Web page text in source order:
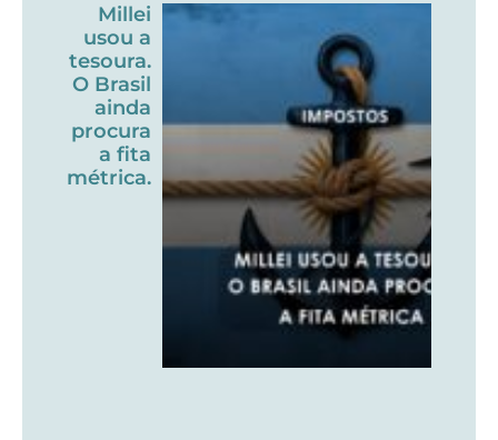
Millei
usou a
tesoura.
O Brasil
ainda
procura
a fita
métrica.